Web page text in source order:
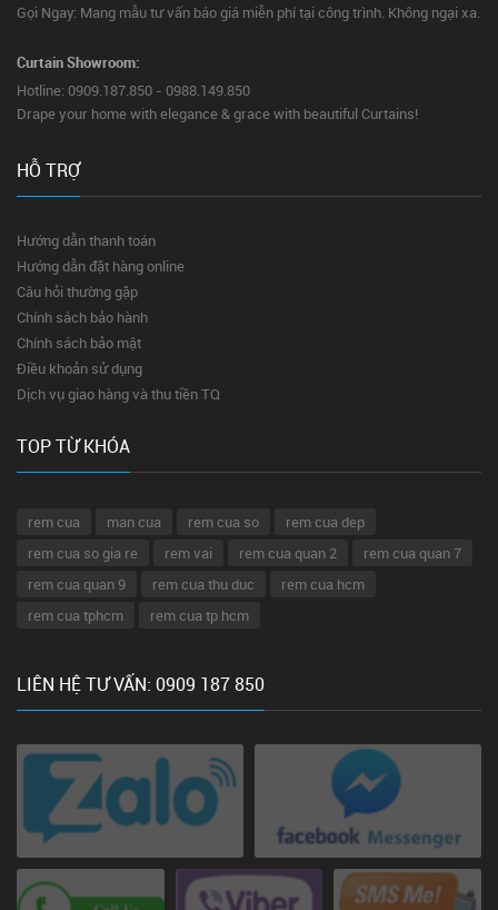
Gọi Ngay: Mang mẫu tư vấn báo giá miễn phí tại công trình. Không ngại xa.
Curtain Showroom:
Hotline: 0909.187.850 - 0988.149.850
Drape your home with elegance & grace with beautiful Curtains!
HỖ TRỢ
Hướng dẫn thanh toán
Hướng dẫn đặt hàng online
Câu hỏi thường gặp
Chính sách bảo hành
Chính sách bảo mật
Điều khoản sử dụng
Dịch vụ giao hàng và thu tiền TQ
TOP TỪ KHÓA
rem cua man cua rem cua so
rem cua dep
rem cua so gia re
rem vai rem cua quan 2
rem cua quan 7
rem cua quan 9
rem cua thu duc
rem cua hcm
rem cua tphcm
rem cua tp hcm
LIÊN HỆ TƯ VẤN: 0909 187 850